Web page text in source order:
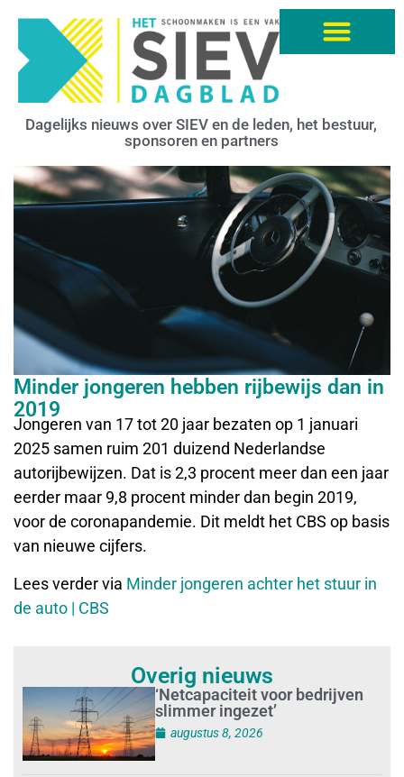
Dagelijks nieuws over SIEV en de leden, het bestuur,
sponsoren en partners
Minder jongeren hebben rijbewijs dan in
2019
Jongeren van 17 tot 20 jaar bezaten op 1 januari
2025 samen ruim 201 duizend Nederlandse
autorijbewijzen. Dat is 2,3 procent meer dan een jaar
eerder maar 9,8 procent minder dan begin 2019,
voor de coronapandemie. Dit meldt het CBS op basis
van nieuwe cijfers.
Lees verder via Minder jongeren achter het stuur in
de auto | CBS
Overig nieuws
‘Netcapaciteit voor bedrijven
slimmer ingezet’
augustus 8, 2026